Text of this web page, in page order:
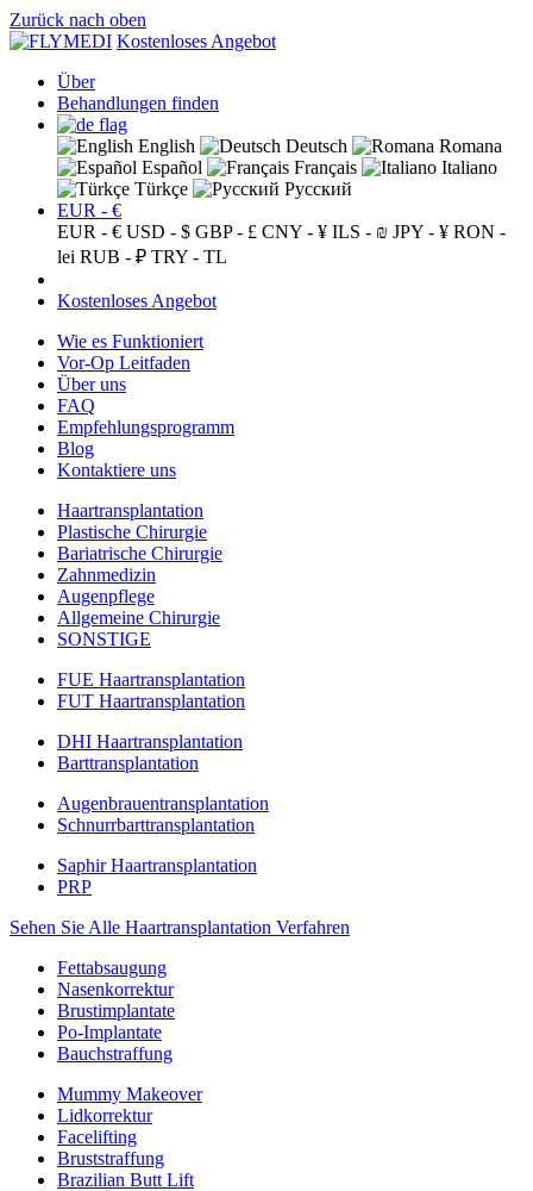
Zurück nach oben
Kostenloses Angebot
Über
Behandlungen finden
English Deutsch
Romana
Español
Français
Italiano
Türkçe
Русский
EUR - €
EUR - € USD - $ GBP - £ CNY - ¥ ILS - ₪ JPY - ¥ RON -
lei RUB - ₽ TRY - TL
Kostenloses Angebot
Wie es Funktioniert
Vor-Op Leitfaden
Über uns
FAQ
Empfehlungsprogramm
Blog
Kontaktiere uns
Haartransplantation
Plastische Chirurgie
Bariatrische Chirurgie
Zahnmedizin
Augenpflege
Allgemeine Chirurgie
SONSTIGE
FUE Haartransplantation
FUT Haartransplantation
DHI Haartransplantation
Barttransplantation
Augenbrauentransplantation
Schnurrbarttransplantation
Saphir Haartransplantation
PRP
Sehen Sie Alle Haartransplantation Verfahren
Fettabsaugung
Nasenkorrektur
Brustimplantate
Po-Implantate
Bauchstraffung
Mummy Makeover
Lidkorrektur
Facelifting
Bruststraffung
Brazilian Butt Lift